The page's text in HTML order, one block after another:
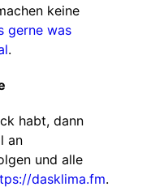
keine
gerne was
.
habt, dann
an
und alle
dasklima.fm.